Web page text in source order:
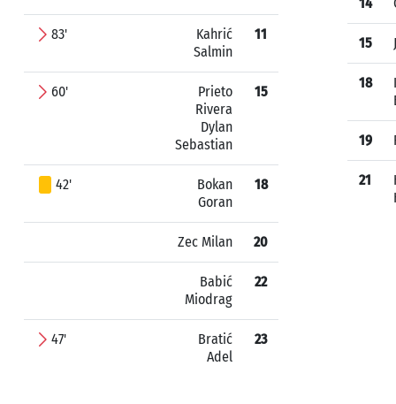
83'
Kahrić
Salmin
11
60'
Prieto
Rivera
Dylan
Sebastian
15
42'
Bokan
Goran
18
Zec Milan 20
Babić
Miodrag
22
47'
Bratić
Adel
23
15
18
19
21